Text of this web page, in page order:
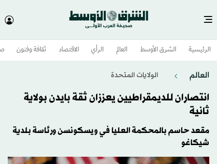
الرئيسية الشرق الأوسط​ العالم الرأي الاقتصاد ثقافة وفنون
العالم الولايات المتحدة​
انتصاران للديمقراطيين يعززان ثقة بايدن بولاية
ثانية
مقعد حاسم بالمحكمة العليا في ويسكونسن ورئاسة بلدية
شيكاغو